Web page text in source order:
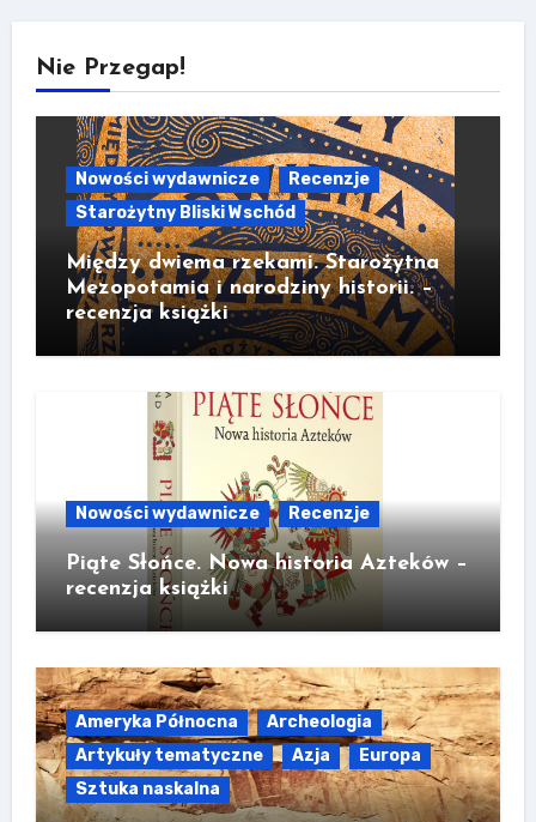
Nie Przegap!
Nowości wydawnicze
Recenzje
Starożytny Bliski Wschód
Między dwiema rzekami. Starożytna
Mezopotamia i narodziny historii. –
recenzja książki
Nowości wydawnicze Recenzje
Piąte Słońce. Nowa historia Azteków –
recenzja książki
Ameryka Północna
Archeologia
Artykuły tematyczne
Azja
Europa
Sztuka naskalna